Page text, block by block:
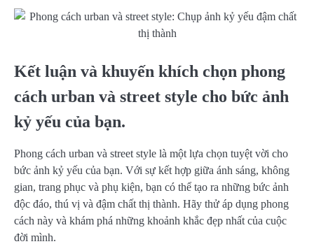
Kết luận và khuyến khích chọn phong
cách urban và street style cho bức ảnh
kỷ yếu của bạn.
Phong cách urban và street style là một lựa chọn tuyệt vời cho
bức ảnh kỷ yếu của bạn. Với sự kết hợp giữa ánh sáng, không
gian, trang phục và phụ kiện, bạn có thể tạo ra những bức ảnh
độc đáo, thú vị và đậm chất thị thành. Hãy thử áp dụng phong
cách này và khám phá những khoảnh khắc đẹp nhất của cuộc
đời mình.